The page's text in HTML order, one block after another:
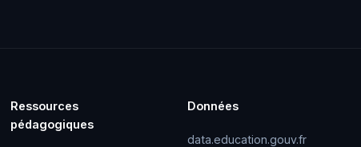
Ressources
pédagogiques
Données
data.education.gouv.fr